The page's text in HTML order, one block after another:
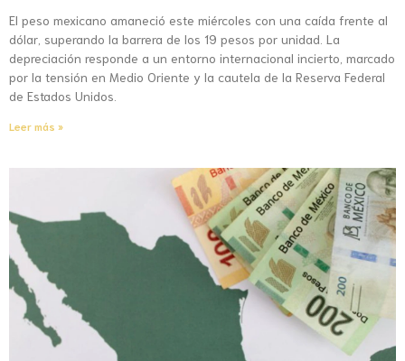
El peso mexicano amaneció este miércoles con una caída frente al
dólar, superando la barrera de los 19 pesos por unidad. La
depreciación responde a un entorno internacional incierto, marcado
por la tensión en Medio Oriente y la cautela de la Reserva Federal
de Estados Unidos.
Leer más »